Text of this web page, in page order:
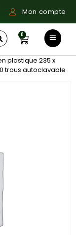
Mon compte
0
plastique 235 x
trous autoclavable